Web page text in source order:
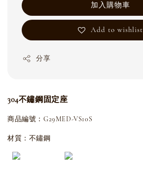
加入購物車
Add to wishlist
分享
304不鏽鋼固定座
商品編號：G29MED-VS10S
材質：不鏽鋼